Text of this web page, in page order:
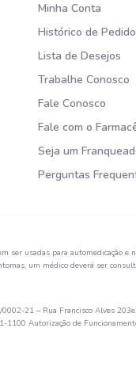
Minha Conta
Histórico de
Lista de Desejos
Trabalhe Conosco
Fale Conosco
Fale com o
Seja um
Perguntas
ser usadas para automedicação
um médico deverá ser
0002-21 – Rua Francisco Alves
1100 Autorização de